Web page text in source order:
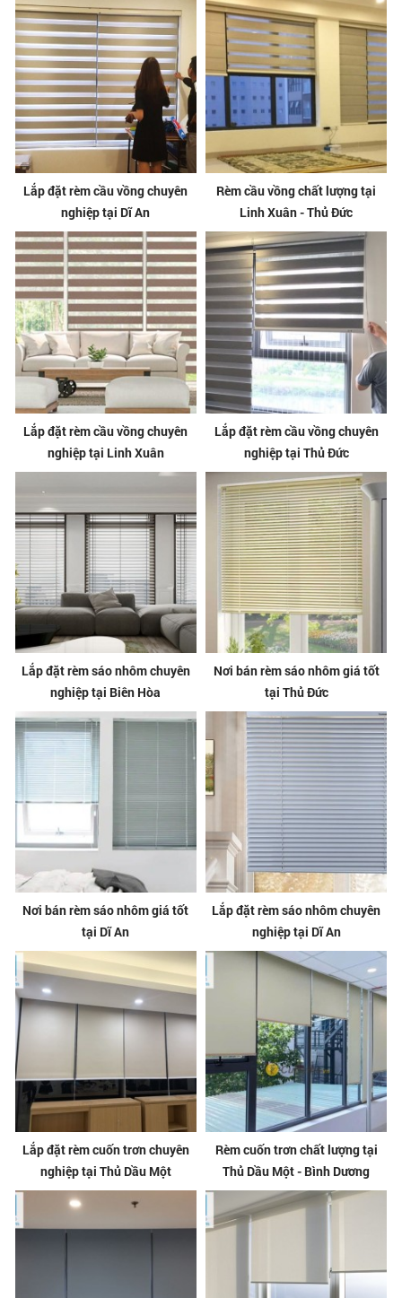
Lắp đặt rèm cầu vồng chuyên
nghiệp tại Dĩ An
Rèm cầu vồng chất lượng tại
Linh Xuân - Thủ Đức
Lắp đặt rèm cầu vồng chuyên
nghiệp tại Linh Xuân
Lắp đặt rèm cầu vồng chuyên
nghiệp tại Thủ Đức
Lắp đặt rèm sáo nhôm chuyên
nghiệp tại Biên Hòa
Nơi bán rèm sáo nhôm giá tốt
tại Thủ Đức
Nơi bán rèm sáo nhôm giá tốt
tại Dĩ An
Lắp đặt rèm sáo nhôm chuyên
nghiệp tại Dĩ An
Lắp đặt rèm cuốn trơn chuyên
nghiệp tại Thủ Dầu Một
Rèm cuốn trơn chất lượng tại
Thủ Dầu Một - Bình Dương